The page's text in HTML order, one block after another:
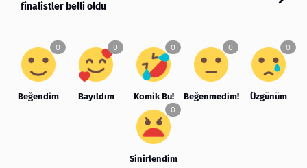
finalistler belli oldu
Beğendim Bayıldım Komik Bu! Beğenmedim! Üzgünüm
Sinirlendim